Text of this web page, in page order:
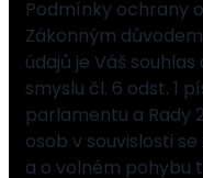
Podmínky ochrany
Zákonným
údajů je Váš
smyslu čl. 6 odst. 1
parlamentu a Rady
osob v souvislosti
a o volném pohybu